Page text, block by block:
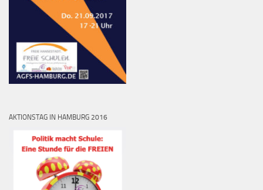
AKTIONSTAG IN HAMBURG 2016